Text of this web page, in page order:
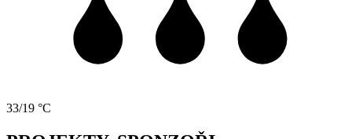
33/19 °C